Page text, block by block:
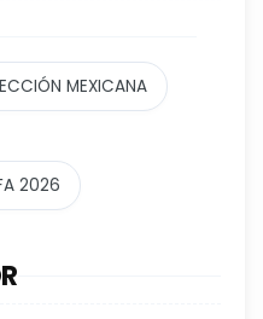
MEXICANA
2026